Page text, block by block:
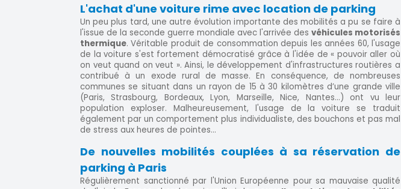
L'achat d'une voiture rime avec location de parking
Un peu plus tard, une autre évolution importante des mobilités a pu se faire à
l'issue de la seconde guerre mondiale avec l'arrivée des véhicules motorisés
thermique. Véritable produit de consommation depuis les années 60, l'usage
de la voiture s'est fortement démocratisé grâce à l'idée de « pouvoir aller où
on veut quand on veut ». Ainsi, le développement d'infrastructures routières a
contribué à un exode rural de masse. En conséquence, de nombreuses
communes se situant dans un rayon de 15 à 30 kilomètres d’une grande ville
(Paris, Strasbourg, Bordeaux, Lyon, Marseille, Nice, Nantes…) ont vu leur
population exploser. Malheureusement, l'usage de la voiture se traduit
également par un comportement plus individualiste, des bouchons et pas mal
de stress aux heures de pointes...
De nouvelles mobilités couplées à sa réservation de
parking à Paris
Régulièrement sanctionné par l'Union Européenne pour sa mauvaise qualité